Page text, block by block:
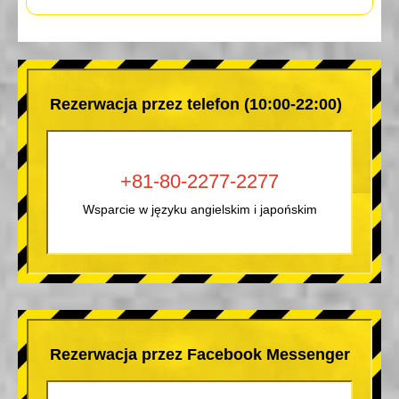
Rezerwacja przez telefon (10:00-22:00)
+81-80-2277-2277
Wsparcie w języku angielskim i japońskim
Rezerwacja przez Facebook Messenger